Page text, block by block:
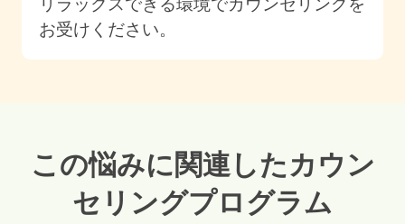
リラックスできる環境でカウンセリングを
お受けください。
この悩みに関連したカウン
セリングプログラム